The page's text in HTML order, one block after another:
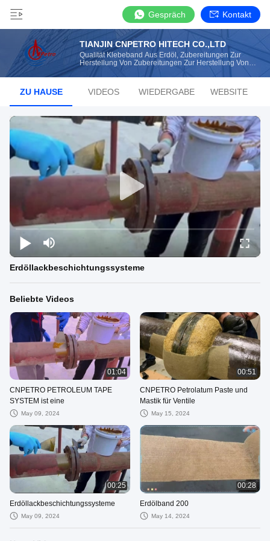
Gespräch Kontakt
TIANJIN CNPETRO HITECH CO.,LTD
Qualität Klebeband Aus Erdöl, Zubereitungen Zur
Herstellung Von Zubereitungen Zur Herstellung Von
Pflanzen Hersteller Aus China
ZU HAUSE VIDEOS WIEDERGABE WEBSITE
Erdöllackbeschichtungssysteme
Beliebte Videos
01:04
CNPETRO PETROLEUM TAPE
SYSTEM ist eine
May 09, 2024
00:51
CNPETRO Petrolatum Paste und
Mastik für Ventile
May 15, 2024
00:25
Erdöllackbeschichtungssysteme
May 09, 2024
00:28
Erdölband 200
May 14, 2024